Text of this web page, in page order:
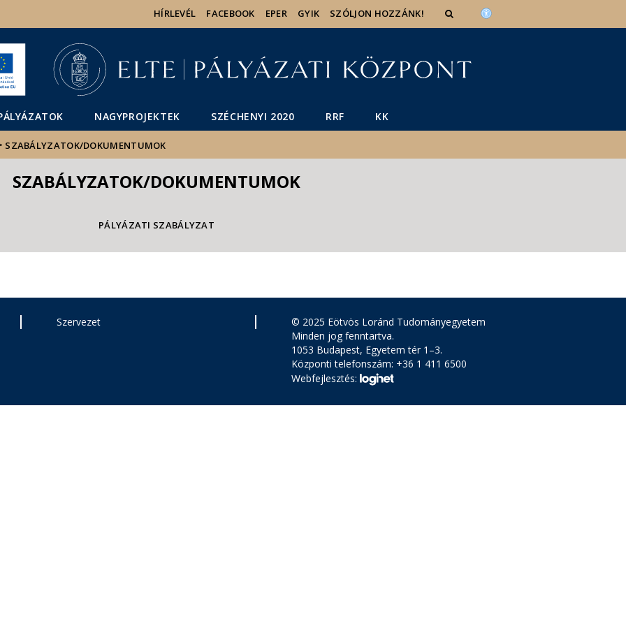
Hírek
Események
ELTE a
HÍRLEVÉL FACEBOOK EPER GYIK SZÓLJON HOZZÁNK!
NAGYPROJEKTEK SZÉCHENYI 2020 RRF KK
SZABÁLYZATOK/DOKUMENTUMOK
SZABÁLYZATOK/DOKUMENTUMOK
PÁLYÁZATI SZABÁLYZAT
Szervezet
© 2025 Eötvös Loránd Tudományegyetem
Minden jog fenntartva.
1053 Budapest, Egyetem tér 1–3.
Központi telefonszám: +36 1 411 6500
Webfejlesztés: